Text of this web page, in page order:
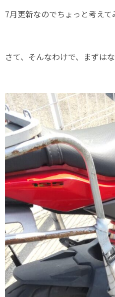
7月更新なのでちょっと考えて
さて、そんなわけで、まずは